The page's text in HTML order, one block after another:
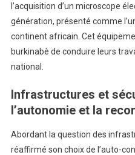
l’acquisition d’un microscope
génération, présenté comme
continent africain. Cet
burkinabè de conduire leurs
national.
Infrastructures et
l’autonomie et la
Abordant la question des
réaffirmé son choix de l’auto-